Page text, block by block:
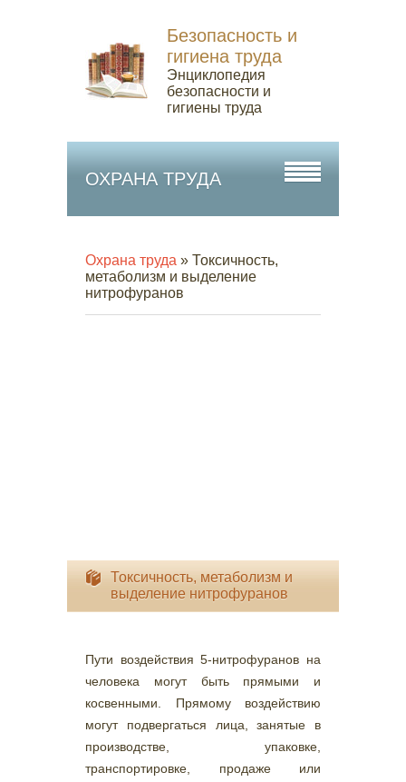
Безопасность и
гигиена труда
Энциклопедия
безопасности и
гигиены труда
ОХРАНА ТРУДА
Охрана труда » Токсичность,
метаболизм и выделение
нитрофуранов
Токсичность, метаболизм и
выделение нитрофуранов
Пути воздействия 5-нитрофуранов на
человека могут быть прямыми и
косвенными. Прямому воздействию
могут подвергаться лица, занятые в
производстве, упаковке,
транспортировке, продаже или